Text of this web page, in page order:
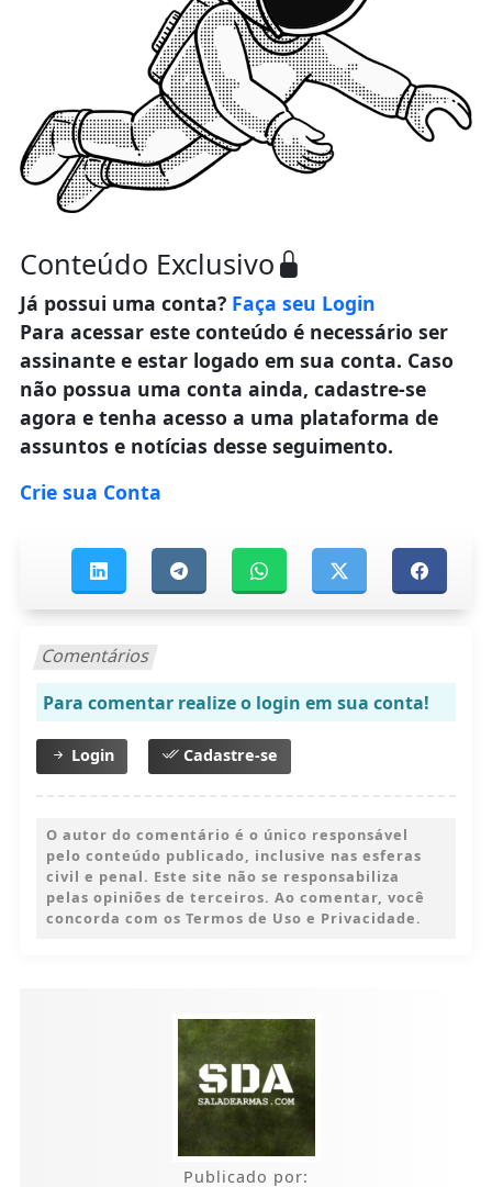
Conteúdo Exclusivo
Já possui uma conta? Faça seu Login
Para acessar este conteúdo é necessário ser
assinante e estar logado em sua conta. Caso
não possua uma conta ainda, cadastre-se
agora e tenha acesso a uma plataforma de
assuntos e notícias desse seguimento.
Crie sua Conta
Comentários
Para comentar realize o login em sua conta!
Login Cadastre-se
O autor do comentário é o único responsável
pelo conteúdo publicado, inclusive nas esferas
civil e penal. Este site não se responsabiliza
pelas opiniões de terceiros. Ao comentar, você
concorda com os Termos de Uso e Privacidade.
Publicado por: